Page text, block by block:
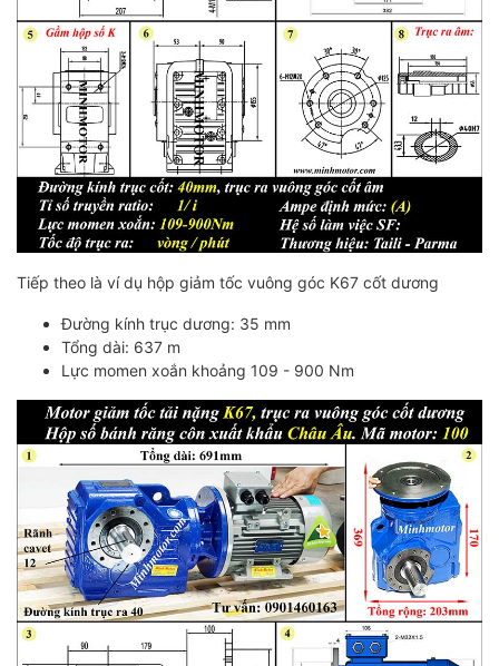
Tiếp theo là ví dụ hộp giảm tốc vuông góc K67 cốt dương
Đường kính trục dương: 35 mm
Tổng dài: 637 m
Lực momen xoắn khoảng 109 - 900 Nm